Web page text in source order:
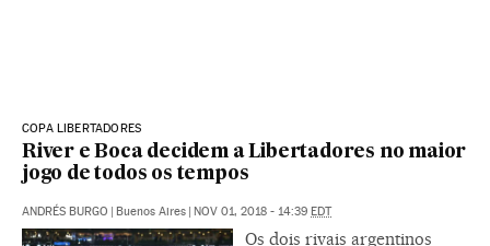
COPA LIBERTADORES
River e Boca decidem a Libertadores no maior
jogo de todos os tempos
ANDRÉS BURGO | Buenos Aires | NOV 01, 2018 - 14:39 EDT
Os dois rivais argentinos